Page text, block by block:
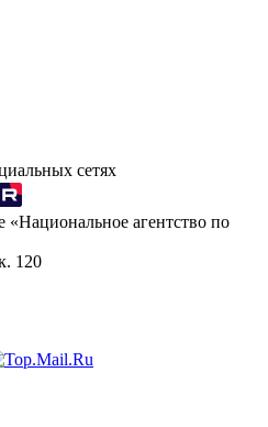
сетях
«Национальное агентство по
120